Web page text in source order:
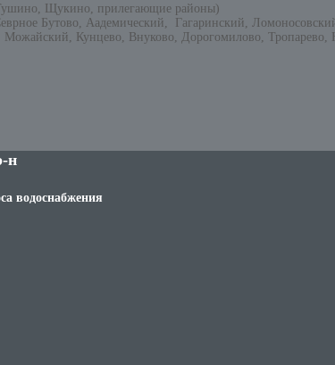
Щукино, прилегающие районы)
Бутово, Аадемический, Гагаринский,
Кунцево, Внуково, Дорогомилово, Тропарево,
н
водоснабжения